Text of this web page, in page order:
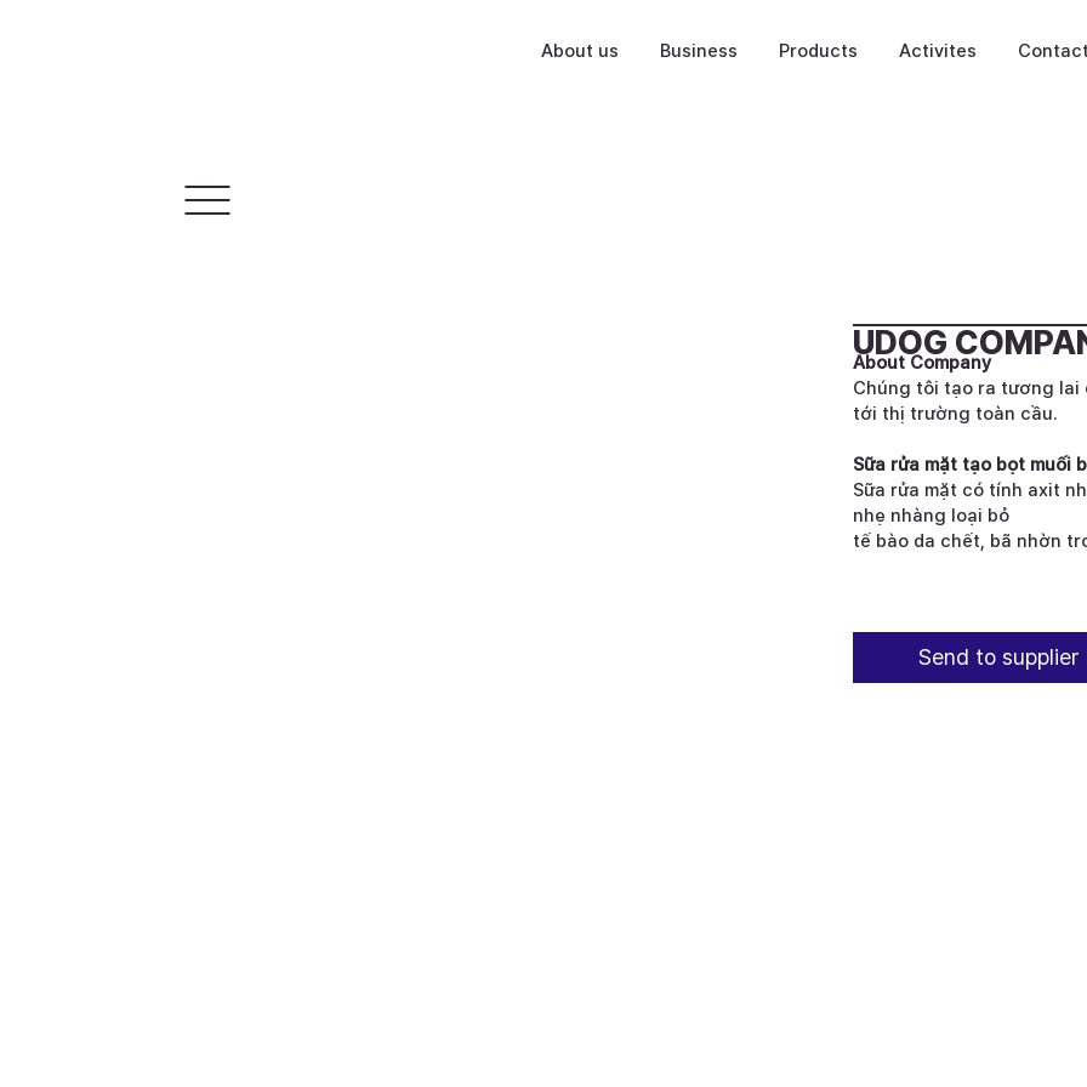
About us Business Products Activites Contact
UDOG
About Company
Chúng tôi tạo ra tương lai
tới thị trường toàn cầu.
Sữa rửa mặt tạo bọt muối
Sữa rửa mặt có tính axit
nhẹ nhàng loại bỏ
tế bào da chết, bã nhờn
Send to supplier